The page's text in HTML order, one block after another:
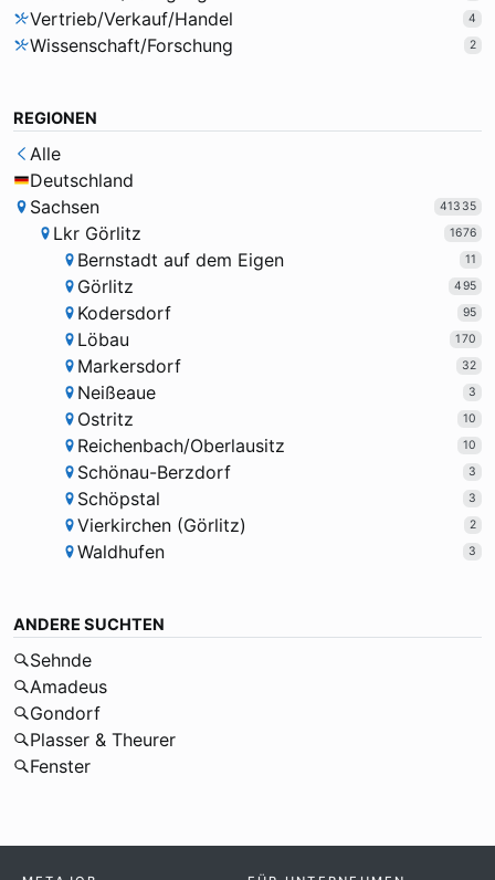
Vertrieb/Verkauf/Handel 4
Wissenschaft/Forschung 2
REGIONEN
Alle
Deutschland
Sachsen
41335
Lkr Görlitz 1676
Bernstadt auf dem Eigen 11
Görlitz 495
Kodersdorf 95
Löbau 170
Markersdorf 32
Neißeaue 3
Ostritz 10
Reichenbach/Oberlausitz 10
Schönau-Berzdorf 3
Schöpstal 3
Vierkirchen (Görlitz) 2
Waldhufen 3
ANDERE SUCHTEN
Sehnde
Amadeus
Gondorf
Plasser & Theurer
Fenster